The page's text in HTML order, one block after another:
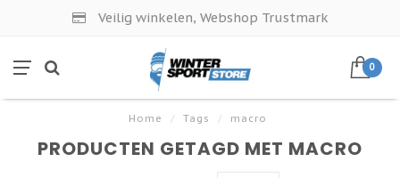
Veilig winkelen, Webshop Trustmark
0
Home / Tags / macro
PRODUCTEN GETAGD MET MACRO